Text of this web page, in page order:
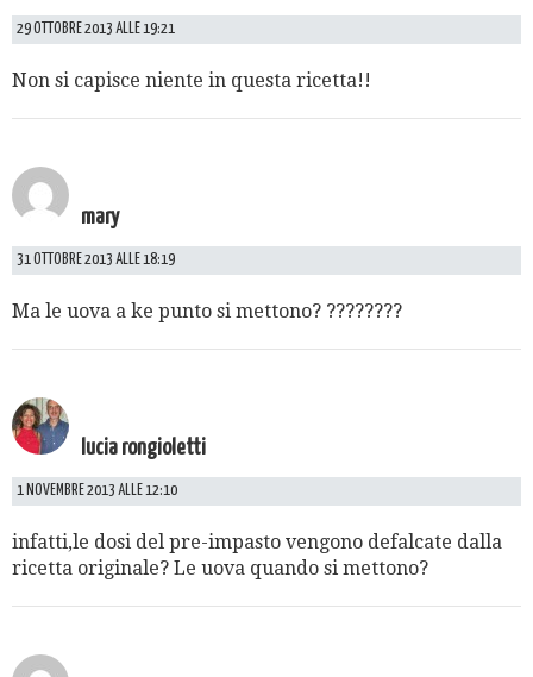
29 OTTOBRE 2013 ALLE 19:21
Non si capisce niente in questa ricetta!!
mary
31 OTTOBRE 2013 ALLE 18:19
Ma le uova a ke punto si mettono? ????????
lucia rongioletti
1 NOVEMBRE 2013 ALLE 12:10
infatti,le dosi del pre-impasto vengono defalcate dalla
ricetta originale? Le uova quando si mettono?